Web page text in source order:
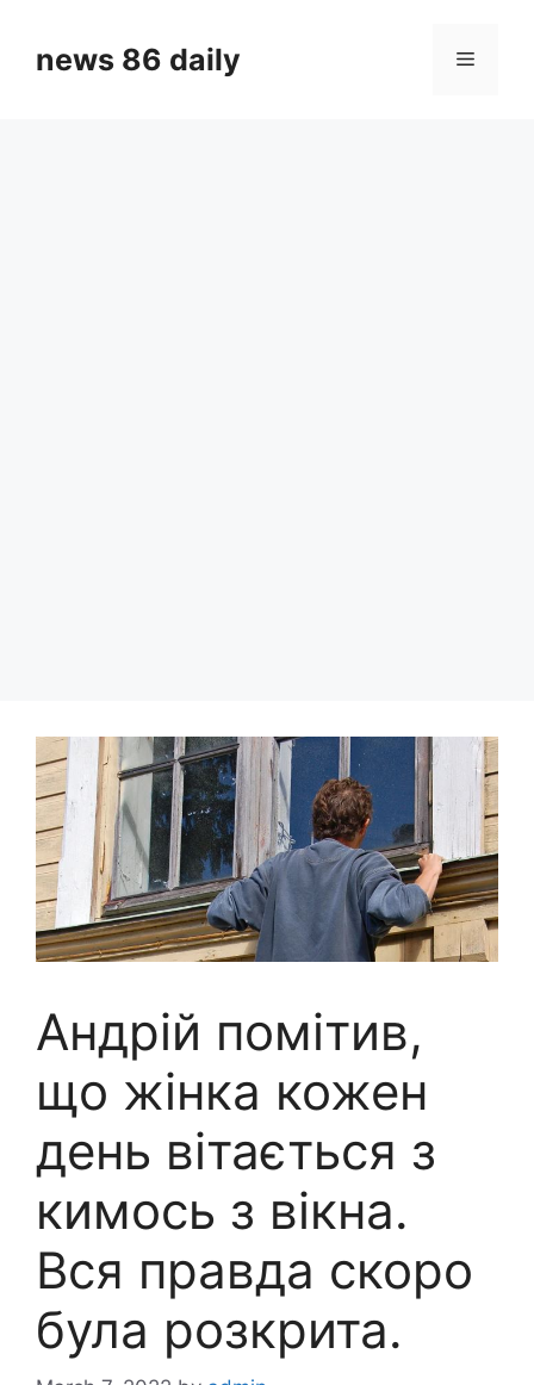
contentnews 86 daily Menu
Андрій помітив,
що жінка кожен
день вітається з
кимось з вікна.
Вся правда скоро
була розкрита.